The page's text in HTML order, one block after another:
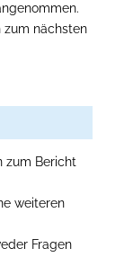
zum nächsten
zum Bericht
weiteren
Fragen